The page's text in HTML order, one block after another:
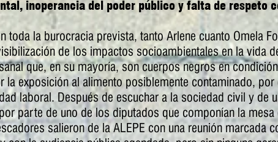
inoperancia del poder público y falta de respeto
toda la burocracia prevista, tanto Arlene cuanto Omela
de los impactos socioambientales en la vida
que, en su mayoría, son cuerpos negros en
la exposición al alimento posiblemente contaminado,
laboral. Después de escuchar a la sociedad civil y de
parte de uno de los diputados que componían la
salieron de la ALEPE con una reunión marcada